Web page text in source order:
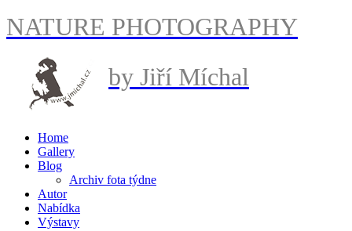
NATURE PHOTOGRAPHY
by Jiří Míchal
Home
Gallery
Blog
Archiv fota týdne
Autor
Nabídka
Výstavy